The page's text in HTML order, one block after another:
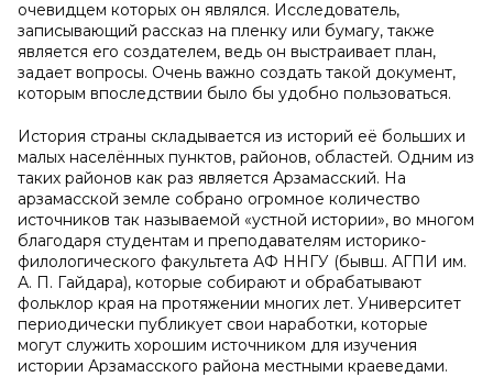
очевидцем которых он являлся. Исследователь,
записывающий рассказ на пленку или бумагу, также
является его создателем, ведь он выстраивает план,
задает вопросы. Очень важно создать такой документ,
которым впоследствии было бы удобно пользоваться.
История страны складывается из историй её больших и
малых населённых пунктов, районов, областей. Одним из
таких районов как раз является Арзамасский. На
арзамасской земле собрано огромное количество
источников так называемой «устной истории», во многом
благодаря студентам и преподавателям историко-
филологического факультета АФ ННГУ (бывш. АГПИ им.
А. П. Гайдара), которые собирают и обрабатывают
фольклор края на протяжении многих лет. Университет
периодически публикует свои наработки, которые
могут служить хорошим источником для изучения
истории Арзамасского района местными краеведами.